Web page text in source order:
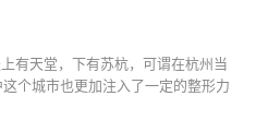
有天堂，下有苏杭，可谓在杭州当
个城市也更加注入了一定的整形力